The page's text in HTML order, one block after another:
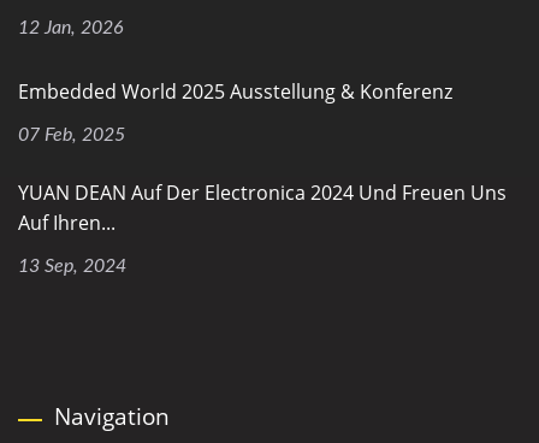
12 Jan, 2026
Embedded World 2025 Ausstellung & Konferenz
07 Feb, 2025
YUAN DEAN Auf Der Electronica 2024 Und Freuen Uns
Auf Ihren...
13 Sep, 2024
Navigation